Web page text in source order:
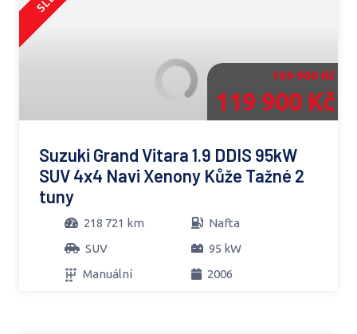
139 900 Kč
119 900 Kč
Suzuki Grand Vitara 1.9 DDIS 95kW
SUV 4x4 Navi Xenony Kůže Tažné 2
tuny
218 721 km
Nafta
SUV
95 kW
Manuální
2006